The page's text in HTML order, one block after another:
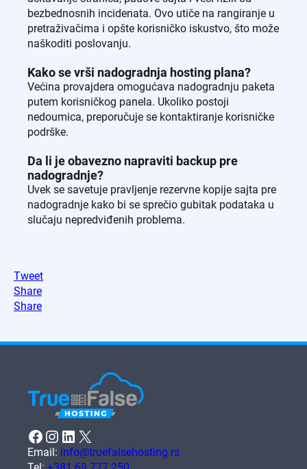
bezbednosnih incidenata. Ovo utiče na rangiranje u
pretraživačima i opšte korisničko iskustvo, što može
naškoditi poslovanju.
Kako se vrši nadogradnja hosting plana?
Većina provajdera omogućava nadogradnju paketa
putem korisničkog panela. Ukoliko postoji
nedoumica, preporučuje se kontaktiranje korisničke
podrške.
Da li je obavezno napraviti backup pre
nadogradnje?
Uvek se savetuje pravljenje rezervne kopije sajta pre
nadogradnje kako bi se sprečio gubitak podataka u
slučaju nepredviđenih problema.
Tweet
Share
Share
Facebook Instagram LinkedIn X
Email: info@truefalsehosting.rs